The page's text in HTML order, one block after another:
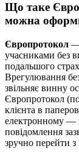
Що таке
можна
Європротокол —
учасниками без
подальшого
Врегулювання
звільняє винну
Європротокол
клієнта в
електронному —
повідомлення
зручно перейти